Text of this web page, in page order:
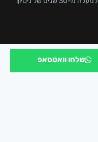
שלחו וואטסאפ